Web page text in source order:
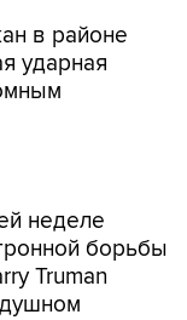
в районе
ударная
неделе
борьбы
Truman